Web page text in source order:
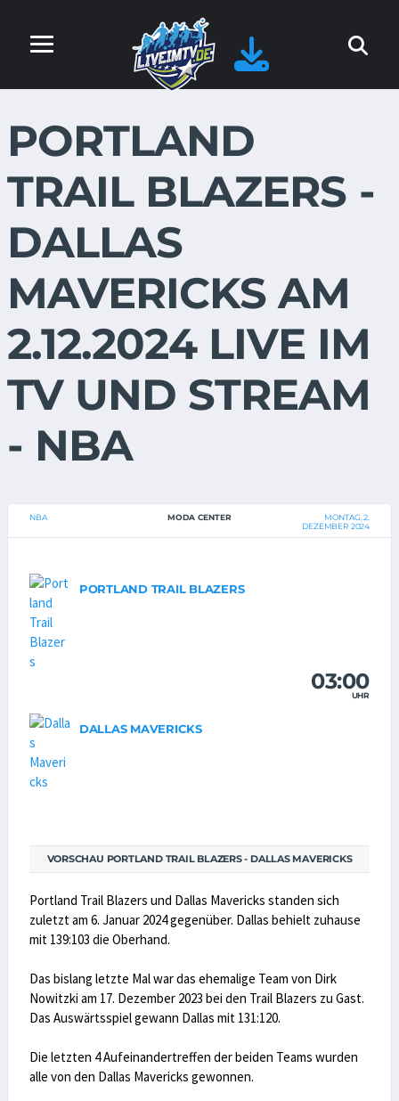
PORTLAND
TRAIL BLAZERS -
DALLAS
MAVERICKS AM
2.12.2024 LIVE IM
TV UND STREAM
- NBA
NBA MODA CENTER
MONTAG, 2.
DEZEMBER 2024
PORTLAND TRAIL BLAZERS
03:00
UHR
DALLAS MAVERICKS
VORSCHAU PORTLAND TRAIL BLAZERS - DALLAS MAVERICKS
Portland Trail Blazers und Dallas Mavericks standen sich
zuletzt am 6. Januar 2024 gegenüber. Dallas behielt zuhause
mit 139:103 die Oberhand.
Das bislang letzte Mal war das ehemalige Team von Dirk
Nowitzki am 17. Dezember 2023 bei den Trail Blazers zu Gast.
Das Auswärtsspiel gewann Dallas mit 131:120.
Die letzten 4 Aufeinandertreffen der beiden Teams wurden
alle von den Dallas Mavericks gewonnen.